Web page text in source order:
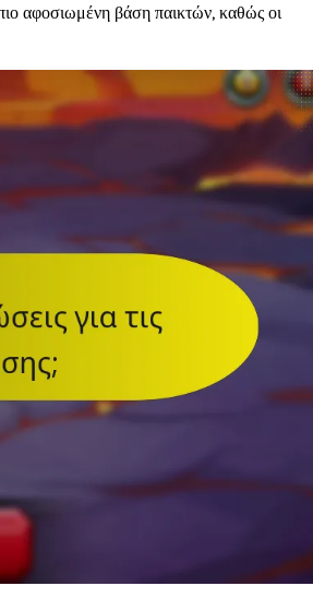
αφοσιωμένη βάση παικτών, καθώς οι